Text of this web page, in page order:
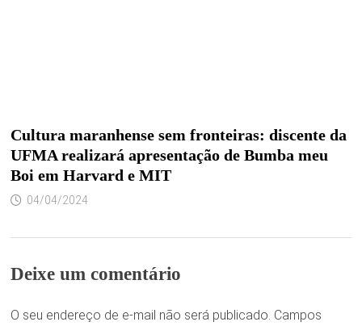
Cultura maranhense sem fronteiras: discente da
UFMA realizará apresentação de Bumba meu
Boi em Harvard e MIT
04/04/2024
Deixe um comentário
O seu endereço de e-mail não será publicado. Campos